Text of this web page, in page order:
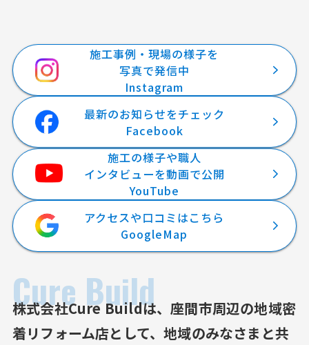
施工事例・現場の様子を
写真で発信中
Instagram
最新のお知らせをチェック
Facebook
施工の様子や職人
インタビューを動画で公開
YouTube
アクセスや口コミはこちら
GoogleMap
Cure Build
株式会社Cure Buildは、座間市周辺の地域密
着リフォーム店として、地域のみなさまと共